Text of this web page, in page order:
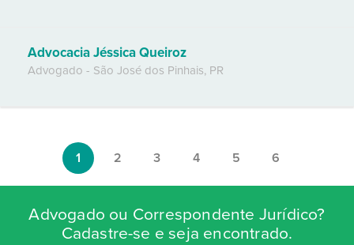
Advocacia Jéssica Queiroz
Advogado - São José dos Pinhais, PR
1 2 3 4 5 6
Advogado ou Correspondente Jurídico?
Cadastre-se e seja encontrado.